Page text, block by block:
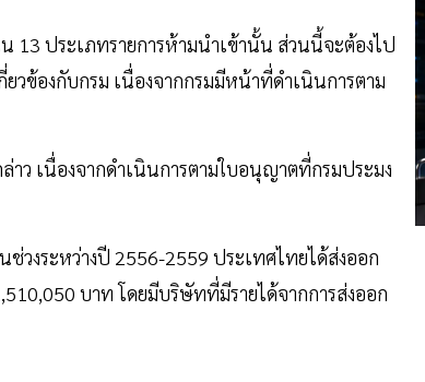
ประเภทรายการห้ามนำเข้านั้น ส่วนนี้จะต้องไป
ยวข้องกับกรม เนื่องจากกรมมีหน้าที่ดำเนินการตาม
ว เนื่องจากดำเนินการตามใบอนุญาตที่กรมประมง
วงระหว่างปี 2556-2559 ประเทศไทยได้ส่งออก
บาท โดยมีบริษัทที่มีรายได้จากการส่งออก